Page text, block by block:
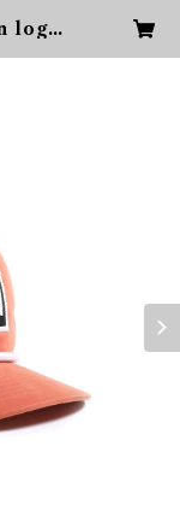
logo